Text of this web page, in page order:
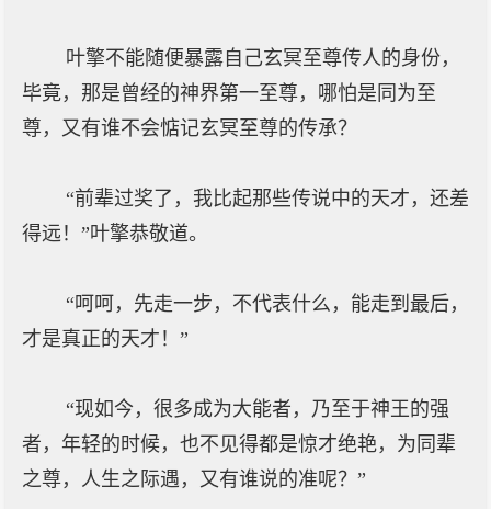
叶擎不能随便暴露自己玄冥至尊传人的身份，
毕竟，那是曾经的神界第一至尊，哪怕是同为至
尊，又有谁不会惦记玄冥至尊的传承？
“前辈过奖了，我比起那些传说中的天才，还差
得远！”叶擎恭敬道。
“呵呵，先走一步，不代表什么，能走到最后，
才是真正的天才！”
“现如今，很多成为大能者，乃至于神王的强
者，年轻的时候，也不见得都是惊才绝艳，为同辈
之尊，人生之际遇，又有谁说的准呢？”